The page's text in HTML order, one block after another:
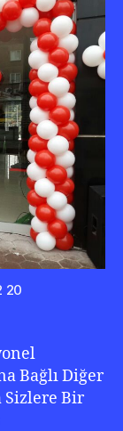
0
232
346
0
20
Bağlı Diğer
Sizlere Bir